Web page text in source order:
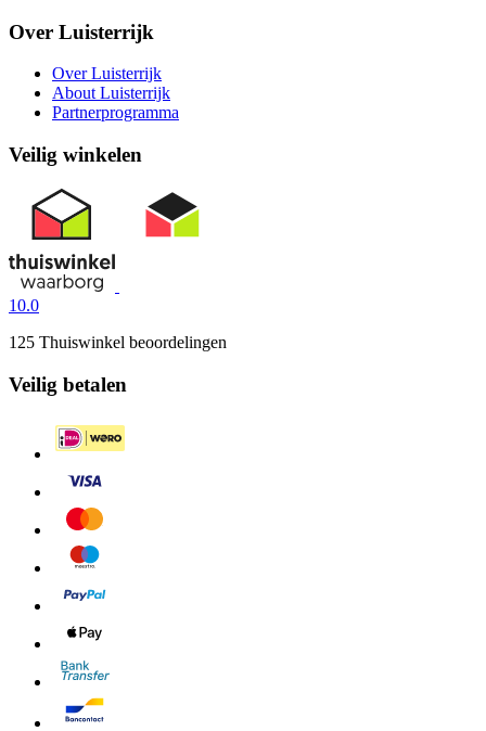
Over Luisterrijk
Over Luisterrijk
About Luisterrijk
Partnerprogramma
Veilig winkelen
10.0
125 Thuiswinkel beoordelingen
Veilig betalen